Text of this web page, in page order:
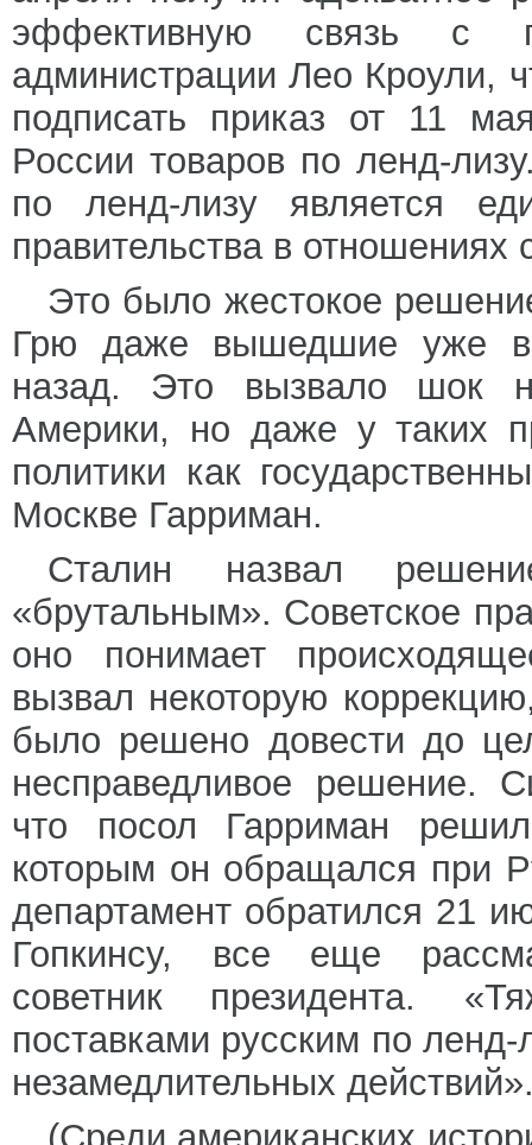
эффективную связь с
администрации Лео Кроули,
подписать приказ от 11
России товаров по ленд-
по ленд-лизу является
правительства в
Это было жестокое
Грю даже вышедшие уже
назад. Это вызвало шок
Америки, но даже у таких
политики как
Москве Гарриман.
Сталин назвал
«брутальным». Советское
оно понимает
вызвал некоторую
было решено довести до
несправедливое решение.
что посол Гарриман
которым он обращался при
департамент обратился 21
Гопкинсу, все еще
советник президента.
поставками русским по
незамедлительных